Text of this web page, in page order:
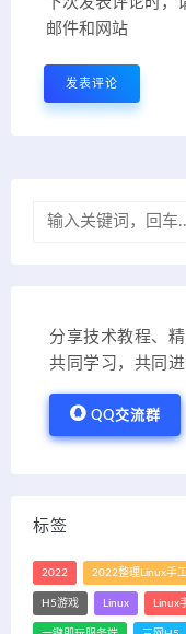
邮件和网站
分享技术教程、
共同学习，共同进
QQ交流群
标签
2022 2022整理Linux手
H5游戏 Linux Linux